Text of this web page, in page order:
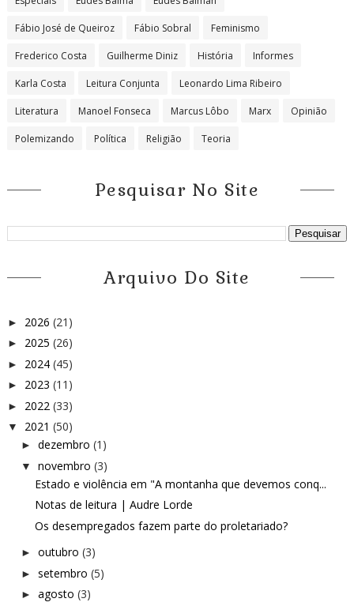
Fábio José de Queiroz Fábio Sobral Feminismo
Frederico Costa Guilherme Diniz História Informes
Karla Costa Leitura Conjunta Leonardo Lima Ribeiro
Literatura Manoel Fonseca Marcus Lôbo Marx Opinião
Polemizando Política Religião Teoria
Pesquisar No Site
Arquivo Do Site
► 2026 (21)
► 2025 (26)
► 2024 (45)
► 2023 (11)
► 2022 (33)
▼ 2021 (50)
► dezembro (1)
▼ novembro (3)
Estado e violência em "A montanha que devemos conq...
Notas de leitura | Audre Lorde
Os desempregados fazem parte do proletariado?
► outubro (3)
► setembro (5)
► agosto (3)